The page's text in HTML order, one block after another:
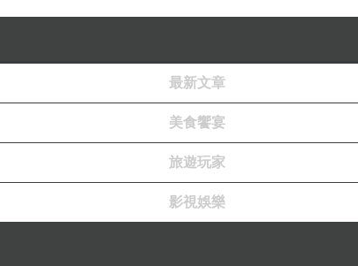
最新文章
美食饗宴
旅遊玩家
影視娛樂